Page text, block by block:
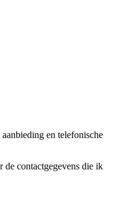
en telefonische
contactgegevens die ik